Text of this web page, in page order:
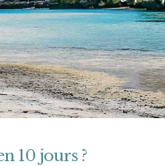
10 jours ?